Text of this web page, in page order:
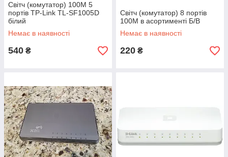
Світч (комутатор) 100M 5
портів TP-Link TL-SF1005D
білий
Немає в наявності
540 ₴
Світч (комутатор) 8 портів
100M в асортименті Б/В
Немає в наявності
220 ₴